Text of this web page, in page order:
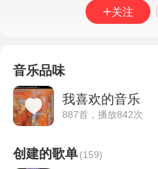
关注
音乐品味
我喜欢的音乐
887首，播放842次
创建的歌单(159)